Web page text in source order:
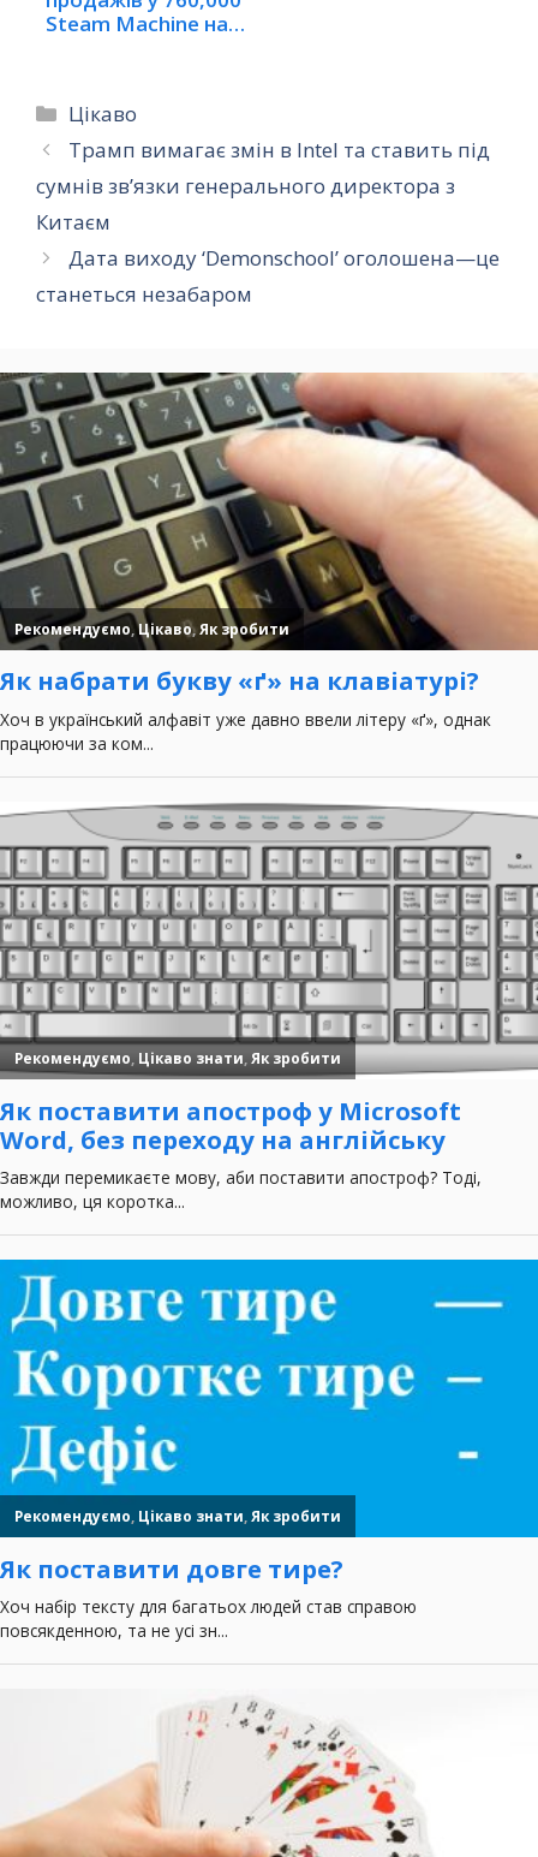
Steam Machine на…
Категорії
Цікаво
Трамп вимагає змін в Intel та ставить під
сумнів зв’язки генерального директора з
Китаєм
Дата виходу ‘Demonschool’ оголошена—це
станеться незабаром